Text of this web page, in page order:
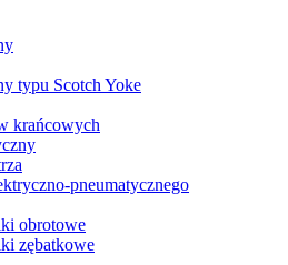
typu Scotch Yoke
krańcowych
pneumatycznego
obrotowe
zębatkowe